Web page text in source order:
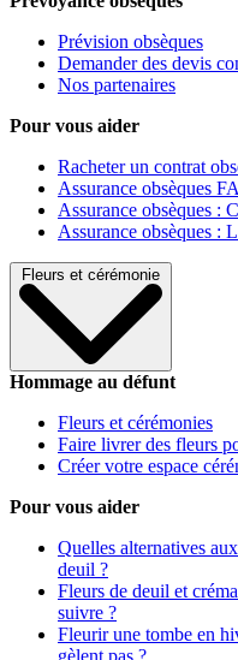
Prévision obsèques
Demander des devis
Nos partenaires
Pour vous aider
Racheter un contrat
Assurance obsèques
Assurance obsèques :
Assurance obsèques :
Fleurs et cérémonie
Hommage au défunt
Fleurs et cérémonies
Faire livrer des fleurs
Créer votre espace
Pour vous aider
Quelles alternatives
deuil ?
Fleurs de deuil et
suivre ?
Fleurir une tombe en